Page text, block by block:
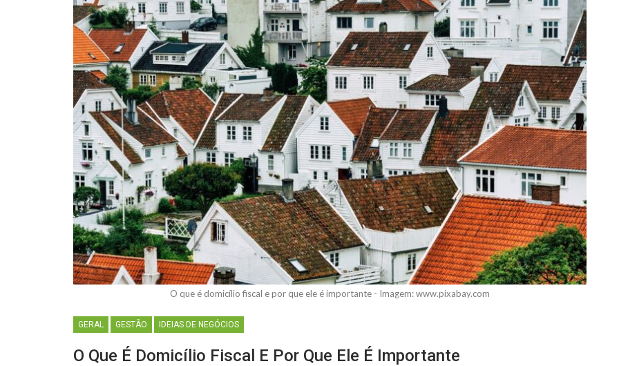
O que é domicílio fiscal e por que ele é importante - Imagem: www.pixabay.com
GERAL GESTÃO IDEIAS DE NEGÓCIOS
O Que É Domicílio Fiscal E Por Que Ele É Importante